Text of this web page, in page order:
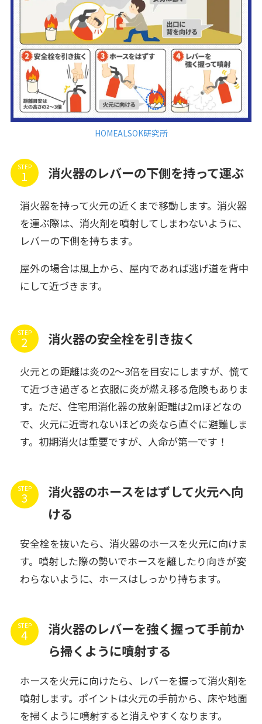
HOMEALSOK研究所
STEP 消火器のレバーの下側を持って運ぶ
消火器を持って火元の近くまで移動します。消火器
を運ぶ際は、消火剤を噴射してしまわないように、
レバーの下側を持ちます。
屋外の場合は風上から、屋内であれば逃げ道を背中
にして近づきます。
STEP 消火器の安全栓を引き抜く
火元との距離は炎の2～3倍を目安にしますが、慌て
て近づき過ぎると衣服に炎が燃え移る危険もありま
す。ただ、住宅用消化器の放射距離は2mほどなの
で、火元に近寄れないほどの炎なら直ぐに避難しま
す。初期消火は重要ですが、人命が第一です！
STEP
消火器のホースをはずして火元へ向
ける
安全栓を抜いたら、消火器のホースを火元に向けま
す。噴射した際の勢いでホースを離したり向きが変
わらないように、ホースはしっかり持ちます。
STEP
消火器のレバーを強く握って手前か
ら掃くように噴射する
ホースを火元に向けたら、レバーを握って消火剤を
噴射します。ポイントは火元の手前から、床や地面
を掃くように噴射すると消えやすくなります。